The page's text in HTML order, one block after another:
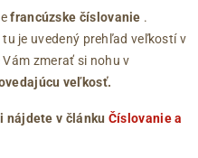
francúzske číslovanie .
je uvedený prehľad veľkostí v
zmerať si nohu v
veľkosť.
nájdete v článku Číslovanie a